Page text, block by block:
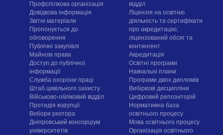
Профспілкова організація
Довідкова інформація
Звітні матеріали
Пропонується до
обговорення
Публічні закупівлі
Майнові права
Доступ до публічної
інформації
Служба охорони праці
Штаб цивільного захисту
Військово-обліковий відділ
Протидія корупції
Вибори ректора
Дніпровський консорціум
університетів
відділ
Ліцензія на освітню
діяльність та сертифікати
про акредитацію,
ліцензований обсяг та
контингент
Акредитація
Освітні програми
Навчальні плани
Програми двох дипломів
Вибіркові дисципліни
Цифровий репозиторій
Нормативна база
освітнього процесу
Мова освітнього процесу
Організація освітнього